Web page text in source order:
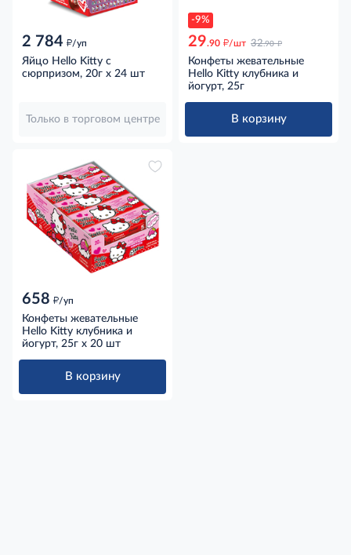
2 784 д/уп
Яйцо Hello Kitty с
сюрпризом, 20г x 24 шт
Только в торговом центре
-9%
29.90 д/шт 32.90 д
Конфеты жевательные
Hello Kitty клубника и
йогурт, 25г
В корзину
658 д/уп
Конфеты жевательные
Hello Kitty клубника и
йогурт, 25г x 20 шт
В корзину